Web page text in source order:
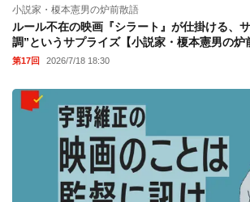
小説家・榎本憲男の炉前散語
ルール不在の映画『シラート』が仕掛ける、
調”というサプライズ【小説家・榎本憲男の炉
第17回 2026/7/18 18:30